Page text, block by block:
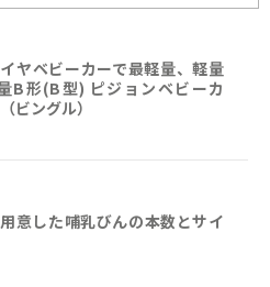
ヤベビーカーで最軽量、軽量
B形(B型) ピジョンベビーカ
ビングル）
意した哺乳びんの本数とサイ